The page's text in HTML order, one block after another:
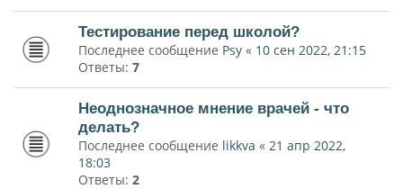
Тестирование перед школой?
Последнее сообщение Psy « 10 сен 2022, 21:15
Ответы: 7
Неоднозначное мнение врачей - что
делать?
Последнее сообщение likkva « 21 апр 2022,
18:03
Ответы: 2